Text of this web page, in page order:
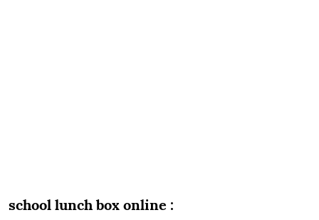
school lunch box online :